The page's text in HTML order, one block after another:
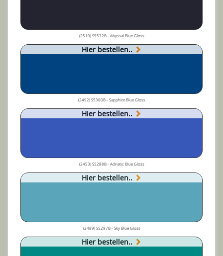
(2519) S5532B - Abyssal Blue Gloss
Hier bestellen..
(2492) S5300B - Sapphire Blue Gloss
Hier bestellen..
(2453) S5288B - Adriatic Blue Gloss
Hier bestellen..
(2489) S5297B - Sky Blue Gloss
Hier bestellen..